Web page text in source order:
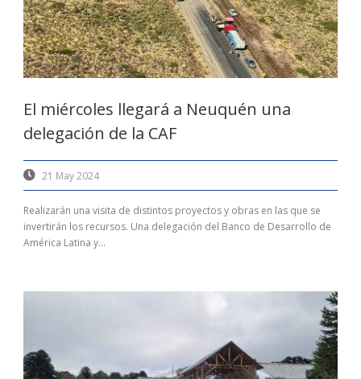
El miércoles llegará a Neuquén una
delegación de la CAF
21 May 2024
Realizarán una visita de distintos proyectos y obras en las que se
invertirán los recursos. Una delegación del Banco de Desarrollo de
América Latina y...